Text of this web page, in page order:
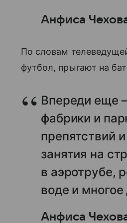
Анфиса
По словам
футбол, прыгают на
Впереди еще
фабрики и
препятствий
занятия на
в аэротрубе,
воде и многое
Анфиса